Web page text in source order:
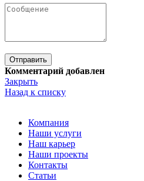
Комментарий добавлен
Закрыть
Назад к списку
Компания
Наши услуги
Наш карьер
Наши проекты
Контакты
Статьи